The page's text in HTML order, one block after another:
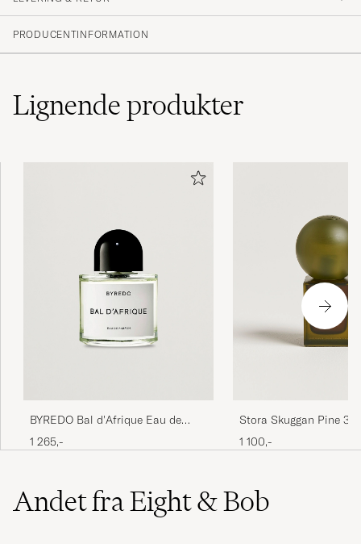
Eftersom care of carl är nytt för mig så har jag
tänkt prova mig fram lite, därför är små
flaskor bra.
PRODUCENTINFORMATION
Lignendeprodukter
BYREDO Bal d'Afrique Eau de
Parfum 50ml
1 265,-
Stora Skuggan Pine
1 100,-
Andet fra Eight & Bob